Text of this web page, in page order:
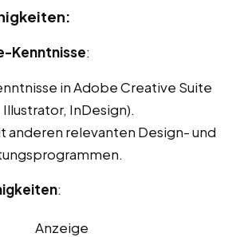
Kenntnisse:
in Adobe Creative Suite
InDesign).
anderen relevanten Design- und
:
Anzeige